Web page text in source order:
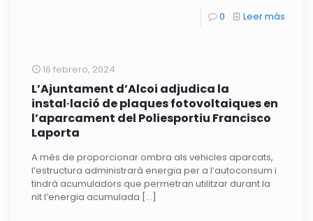
0 Leer más
16 febrero, 2024
L’Ajuntament d’Alcoi adjudica la
instal·lació de plaques fotovoltaiques en
l’aparcament del Poliesportiu Francisco
Laporta
A més de proporcionar ombra als vehicles aparcats,
l’estructura administrarà energia per a l’autoconsum i
tindrà acumuladors que permetran utilitzar durant la
nit l’energia acumulada […]